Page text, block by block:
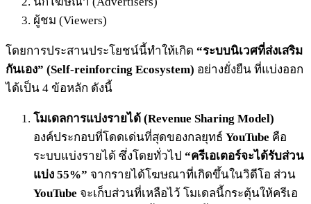
ผู้ชม (Viewers)
โดยการประสานประโยชน์นี้ทำให้เกิด “ระบบนิเวศที่ส่งเสริม
กันเอง” (Self-reinforcing Ecosystem) อย่างยั่งยืน ที่แบ่งออก
ได้เป็น 4 ข้อหลัก ดังนี้
โมเดลการแบ่งรายได้ (Revenue Sharing Model)
องค์ประกอบที่โดดเด่นที่สุดของกลยุทธ์ YouTube คือ
ระบบแบ่งรายได้ ซึ่งโดยทั่วไป “ครีเอเตอร์จะได้รับส่วน
แบ่ง 55%” จากรายได้โฆษณาที่เกิดขึ้นในวิดีโอ ส่วน
YouTube จะเก็บส่วนที่เหลือไว้ โมเดลนี้กระตุ้นให้ครีเอ